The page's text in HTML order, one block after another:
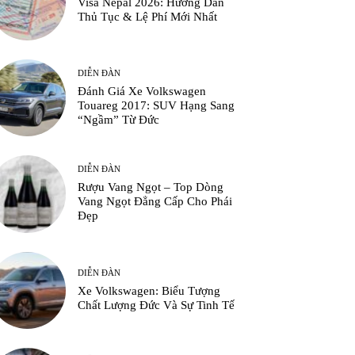
Thủ Tục & Lệ Phí Mới Nhất
DIỄN ĐÀN
Đánh Giá Xe Volkswagen
Touareg 2017: SUV Hạng Sang
“Ngầm” Từ Đức
DIỄN ĐÀN
Rượu Vang Ngọt – Top Dòng
Vang Ngọt Đẳng Cấp Cho Phái
Đẹp
DIỄN ĐÀN
Xe Volkswagen: Biểu Tượng
Chất Lượng Đức Và Sự Tinh Tế